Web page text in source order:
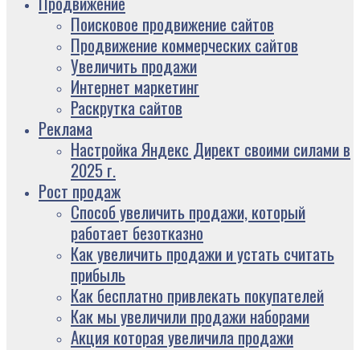
Поисковое продвижение сайтов
Продвижение коммерческих сайтов
Увеличить продажи
Интернет маркетинг
Раскрутка сайтов
Реклама
Настройка Яндекс Директ своими силами в
2025 г.
Рост продаж
Способ увеличить продажи, который
работает безотказно
Как увеличить продажи и устать считать
прибыль
Как бесплатно привлекать покупателей
Как мы увеличили продажи наборами
Акция которая увеличила продажи